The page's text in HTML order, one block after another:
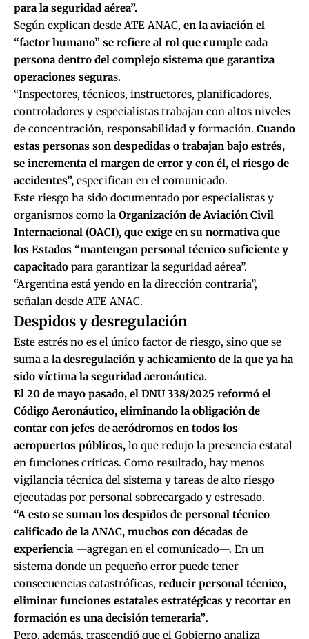
para la seguridad aérea”.
Según explican desde ATE ANAC, en la aviación el
“factor humano” se refiere al rol que cumple cada
persona dentro del complejo sistema que garantiza
operaciones seguras.
“Inspectores, técnicos, instructores, planificadores,
controladores y especialistas trabajan con altos niveles
de concentración, responsabilidad y formación. Cuando
estas personas son despedidas o trabajan bajo estrés,
se incrementa el margen de error y con él, el riesgo de
accidentes”, especifican en el comunicado.
Este riesgo ha sido documentado por especialistas y
organismos como la Organización de Aviación Civil
Internacional (OACI), que exige en su normativa que
los Estados “mantengan personal técnico suficiente y
capacitado para garantizar la seguridad aérea”.
“Argentina está yendo en la dirección contraria”,
señalan desde ATE ANAC.
Despidos y desregulación
Este estrés no es el único factor de riesgo, sino que se
suma a la desregulación y achicamiento de la que ya ha
sido víctima la seguridad aeronáutica.
El 20 de mayo pasado, el DNU 338/2025 reformó el
Código Aeronáutico, eliminando la obligación de
contar con jefes de aeródromos en todos los
aeropuertos públicos, lo que redujo la presencia estatal
en funciones críticas. Como resultado, hay menos
vigilancia técnica del sistema y tareas de alto riesgo
ejecutadas por personal sobrecargado y estresado.
“A esto se suman los despidos de personal técnico
calificado de la ANAC, muchos con décadas de
experiencia —agregan en el comunicado—. En un
sistema donde un pequeño error puede tener
consecuencias catastróficas, reducir personal técnico,
eliminar funciones estatales estratégicas y recortar en
formación es una decisión temeraria”.
Pero, además, trascendió que el Gobierno analiza